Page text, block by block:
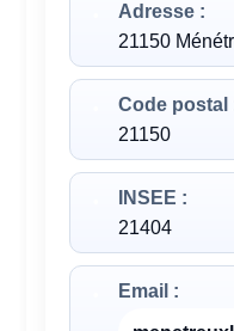
Adresse :
21150
Code postal
21150
INSEE :
21404
Email :